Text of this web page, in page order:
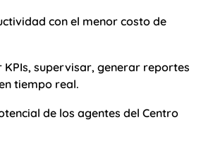
con el menor costo de
KPIs, supervisar, generar reportes
tiempo real.
de los agentes del Centro